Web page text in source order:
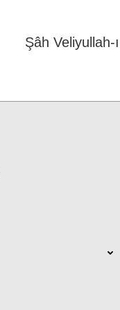
Next
Şâh